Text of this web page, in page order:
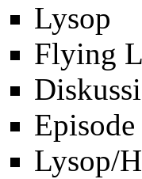
Lysop
Flying
Lysop/
Diese Seite wurde
Powered by
Datenschutz-Optionen